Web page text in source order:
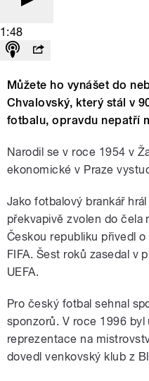
1:48
Můžete ho vynášet do
Chvalovský, který stál v
fotbalu, opravdu nepatří
Narodil se v roce 1954 v
ekonomické v Praze
Jako fotbalový brankář
překvapivě zvolen do čela
Českou republiku přivedl
FIFA. Šest roků zasedal v
UEFA.
Pro český fotbal sehnal
sponzorů. V roce 1996
reprezentace na
dovedl venkovský klub z